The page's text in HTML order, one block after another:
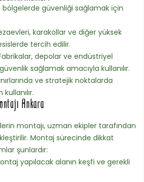
bölgelerde güvenliği sağlamak için
karakollar ve diğer yüksek
tercih edilir.
depolar ve endüstriyel
sağlamak amacıyla kullanılır.
ve stratejik noktalarda
Ankara
montajı, uzman ekipler tarafından
Montaj sürecinde dikkat
şunlardır:
yapılacak alanın keşfi ve gerekli